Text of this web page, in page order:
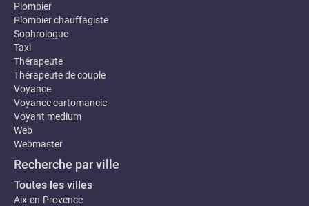
Plombier
Plombier chauffagiste
Sophrologue
Taxi
Thérapeute
Thérapeute de couple
Voyance
Voyance cartomancie
Voyant medium
Web
Webmaster
Recherche par ville
Toutes les villes
Aix-en-Provence